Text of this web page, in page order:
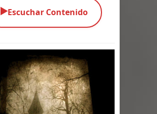
los Vivos
Parte 01: Escondido a Plena Luz
Parte 02: El Enemigo de mi Enemigo
▶️Escuchar Contenido